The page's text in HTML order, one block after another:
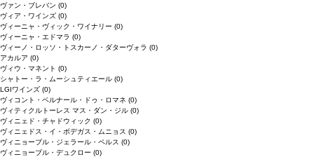
ヴァン・ブレバン (0)
ヴィア・ワインズ (0)
ヴィーニャ・ヴィック・ワイナリー (0)
ヴィーニャ・エドマラ (0)
ヴィーノ・ロッソ・トスカーノ・ダターヴォラ (0)
アカルア (0)
ヴィウ・マネント (0)
シャトー・ラ・ムーシュティエール (0)
LGIワインズ (0)
ヴィコント・ベルナール・ドゥ・ロマネ (0)
ヴィティクルトーレス マス・ダン・ジル (0)
ヴィニェド・チャドウィック (0)
ヴィニェドス・イ・ボデガス・ムニョス (0)
ヴィニョーブル・ジェラール・ペルス (0)
ヴィニョーブル・デュクロー (0)